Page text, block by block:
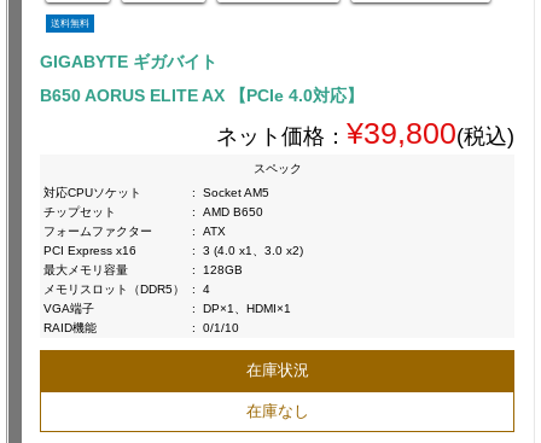
送料無料
GIGABYTE ギガバイト
B650 AORUS ELITE AX 【PCIe 4.0対応】
ネット価格： ¥39,800(税込)
スペック
対応CPUソケット
:
Socket AM5
チップセット
:
AMD B650
フォームファクター
:
ATX
PCI Express x16
:
3 (4.0 x1、3.0 x2)
最大メモリ容量
:
128GB
メモリスロット（DDR5）
:
4
VGA端子
:
DP×1、HDMI×1
RAID機能
: 0/1/10
在庫状況
在庫なし